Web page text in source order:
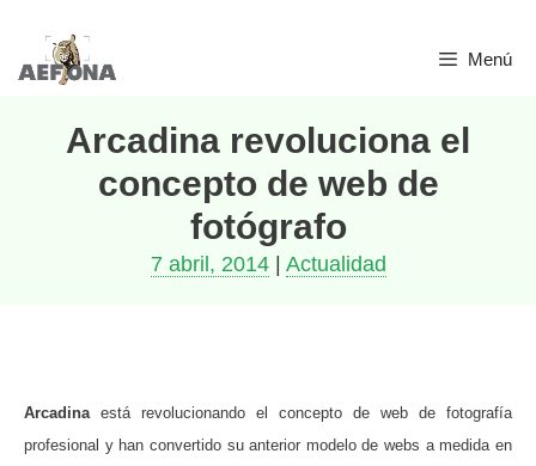
Saltar
Menú
Arcadina revoluciona el
concepto de web de
fotógrafo
7 abril, 2014| Actualidad
Arcadinaestá revolucionando el concepto de web de fotografía
profesional y han convertido su anterior modelo de webs a medida en